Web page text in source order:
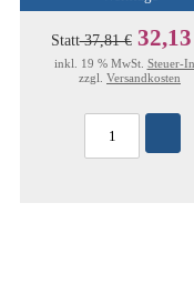
Statt37,81 €
inkl. 19 % MwSt. Steuer-
zzgl. Versandkosten